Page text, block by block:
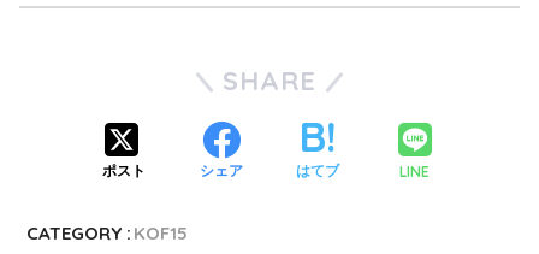
SHARE
ポスト シェア はてブ LINE
CATEGORY : KOF15